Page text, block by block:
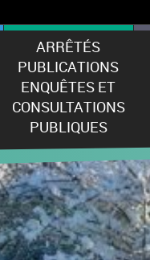
ARRÊTÉS
PUBLICATIONS
ENQUÊTES ET
CONSULTATIONS
PUBLIQUES